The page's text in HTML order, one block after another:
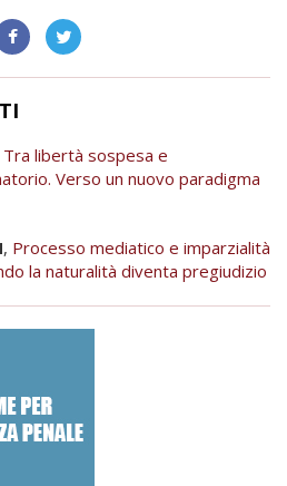
Tra libertà sospesa e
Verso un nuovo paradigma
, Processo mediatico e imparzialità
la naturalità diventa pregiudizio